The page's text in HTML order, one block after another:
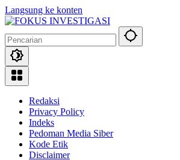
Langsung ke konten
Redaksi
Privacy Policy
Indeks
Pedoman Media Siber
Kode Etik
Disclaimer